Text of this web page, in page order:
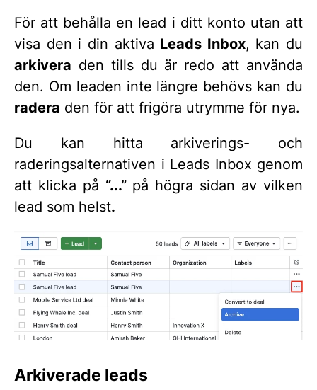
För att behålla en lead i ditt konto utan att
visa den i din aktiva Leads Inbox, kan du
arkivera den tills du är redo att använda
den. Om leaden inte längre behövs kan du
radera den för att frigöra utrymme för nya.
Du kan hitta arkiverings- och
raderingsalternativen i Leads Inbox genom
att klicka på “...” på högra sidan av vilken
lead som helst.
Arkiverade leads